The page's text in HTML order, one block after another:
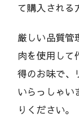
て購入される
厳しい品質管
肉を使用して
得のお味で、
いらっしゃい
りください。